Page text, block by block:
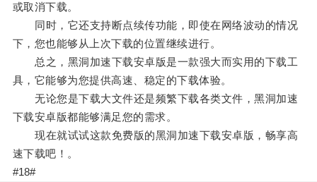
或取消下载。
同时，它还支持断点续传功能，即使在网络波动的情况
下，您也能够从上次下载的位置继续进行。
总之，黑洞加速下载安卓版是一款强大而实用的下载工
具，它能够为您提供高速、稳定的下载体验。
无论您是下载大文件还是频繁下载各类文件，黑洞加速
下载安卓版都能够满足您的需求。
现在就试试这款免费版的黑洞加速下载安卓版，畅享高
速下载吧！。
#18#